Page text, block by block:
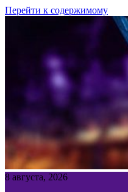
Перейти к содержимому
8 августа, 2026